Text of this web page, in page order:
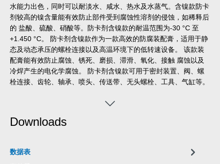
水能力出色，同时可以耐淡水、咸水、热水及水蒸气。含镍款防卡
剂较高的镍含量能有效防止部件受到腐蚀性溶剂的侵蚀，如稀释后
的 盐酸、硫酸、硝酸等。防卡剂含镍款的耐温范围为-30 °C 至
+1.450 °C。 防卡剂含镍款作为一款高效的防腐装配膏，适用于静
态及动态承压的螺栓连接以及高温环境下的低转速设备。 该款装
配膏能有效防止腐蚀、锈死、磨损、滞滑、氧化、接触 腐蚀以及
冷焊产生的电化学腐蚀。 防卡剂含镍款可用于密封装置、阀、螺
栓连接、齿轮、轴承、喷头、传送带、无头螺栓、工具、气缸等。
Downloads
数据表